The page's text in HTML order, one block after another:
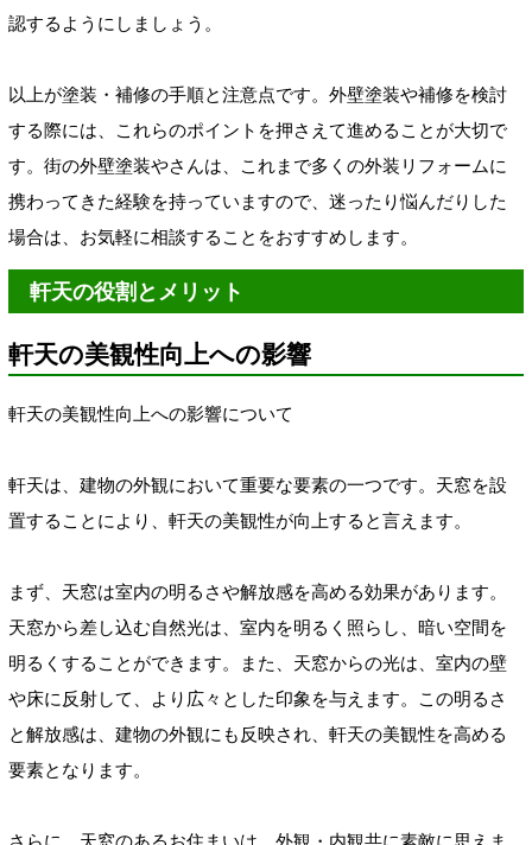
認するようにしましょう。
以上が塗装・補修の手順と注意点です。外壁塗装や補修を検討
する際には、これらのポイントを押さえて進めることが大切で
す。街の外壁塗装やさんは、これまで多くの外装リフォームに
携わってきた経験を持っていますので、迷ったり悩んだりした
場合は、お気軽に相談することをおすすめします。
軒天の役割とメリット
軒天の美観性向上への影響
軒天の美観性向上への影響について
軒天は、建物の外観において重要な要素の一つです。天窓を設
置することにより、軒天の美観性が向上すると言えます。
まず、天窓は室内の明るさや解放感を高める効果があります。
天窓から差し込む自然光は、室内を明るく照らし、暗い空間を
明るくすることができます。また、天窓からの光は、室内の壁
や床に反射して、より広々とした印象を与えます。この明るさ
と解放感は、建物の外観にも反映され、軒天の美観性を高める
要素となります。
さらに、天窓のあるお住まいは、外観・内観共に素敵に思えま